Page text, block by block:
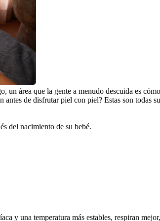
área que la gente a menudo descuida es
de disfrutar piel con piel? Estas son todas
del nacimiento de su bebé.
y una temperatura más estables, respiran